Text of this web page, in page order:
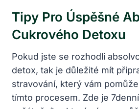
Tipy Pro Úspěšné
Cukrového Detoxu
Pokud jste se rozhodli
detox, tak je důležité mít
stravování, který vám
tímto procesem. Zde je